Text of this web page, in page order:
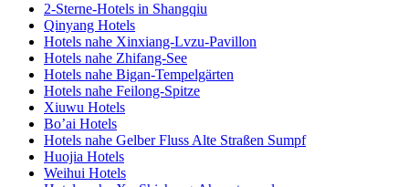
2-Sterne-Hotels in Shangqiu
Qinyang Hotels
Hotels nahe Xinxiang-Lvzu-Pavillon
Hotels nahe Zhifang-See
Hotels nahe Bigan-Tempelgärten
Hotels nahe Feilong-Spitze
Xiuwu Hotels
Bo’ai Hotels
Hotels nahe Gelber Fluss Alte Straßen Sumpf
Huojia Hotels
Weihui Hotels